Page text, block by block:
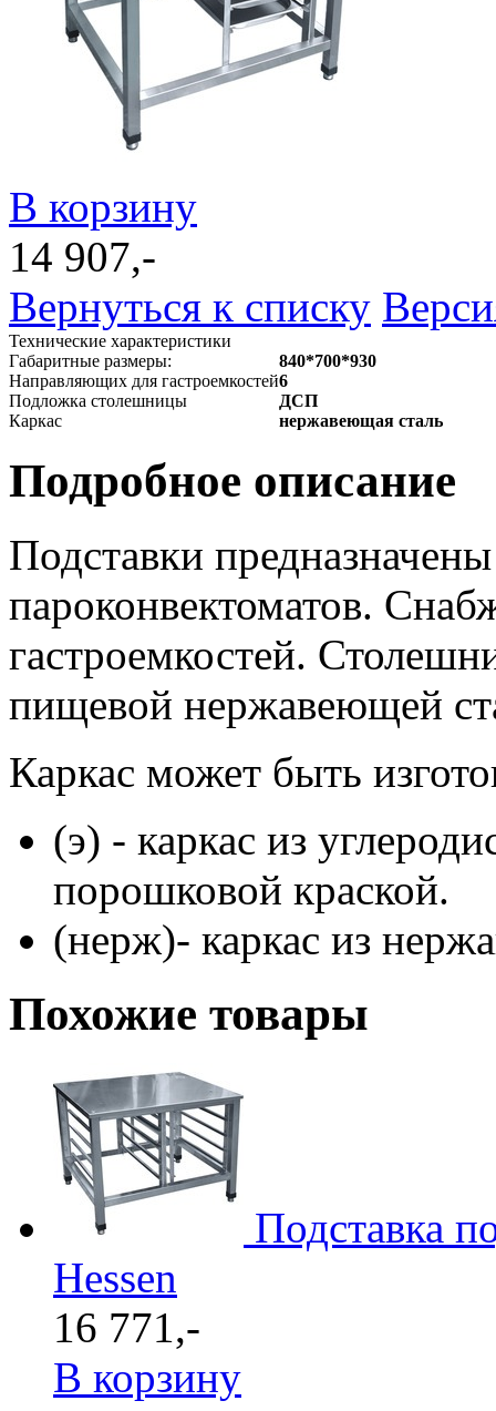
В корзину
14 907,-
Вернуться к списку
Технические характеристики
Габаритные размеры:
840*700*930
Направляющих для гастроемкостей6
Подложка столешницы
ДСП
Каркас
нержавеющая сталь
Подробное описание
Подставки
пароконвектоматов.
гастроемкостей.
пищевой нержавеющей
Каркас может быть
(э) - каркас из
порошковой краской.
(нерж)- каркас из
Похожие товары
Подставка
Hessen
16 771,-
В корзину